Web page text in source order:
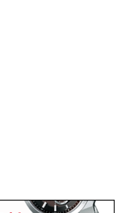
ブ時約1.5年
標準電波を受信）